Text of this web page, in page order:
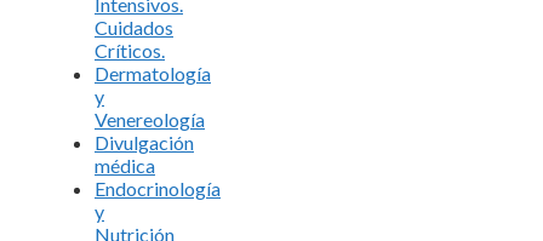
Cuidados
Críticos.
Dermatología
y
Venereología
Divulgación
médica
Endocrinología
y
Nutrición